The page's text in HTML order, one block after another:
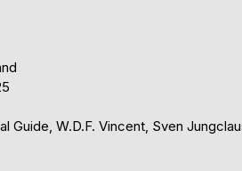
Guide, W.D.F. Vincent, Sven